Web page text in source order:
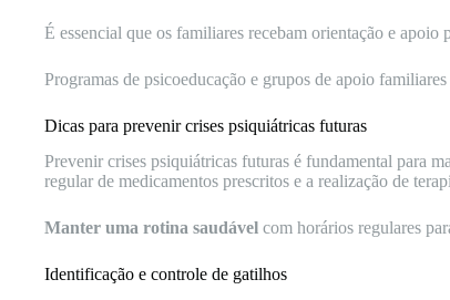
É essencial que os familiares recebam orientação e
Programas de psicoeducação e grupos de apoio
Dicas para prevenir crises psiquiátricas futuras
Prevenir crises psiquiátricas futuras é fundamental para
regular de medicamentos prescritos e a realização de
Manter uma rotina saudável com horários regulares
Identificação e controle de gatilhos